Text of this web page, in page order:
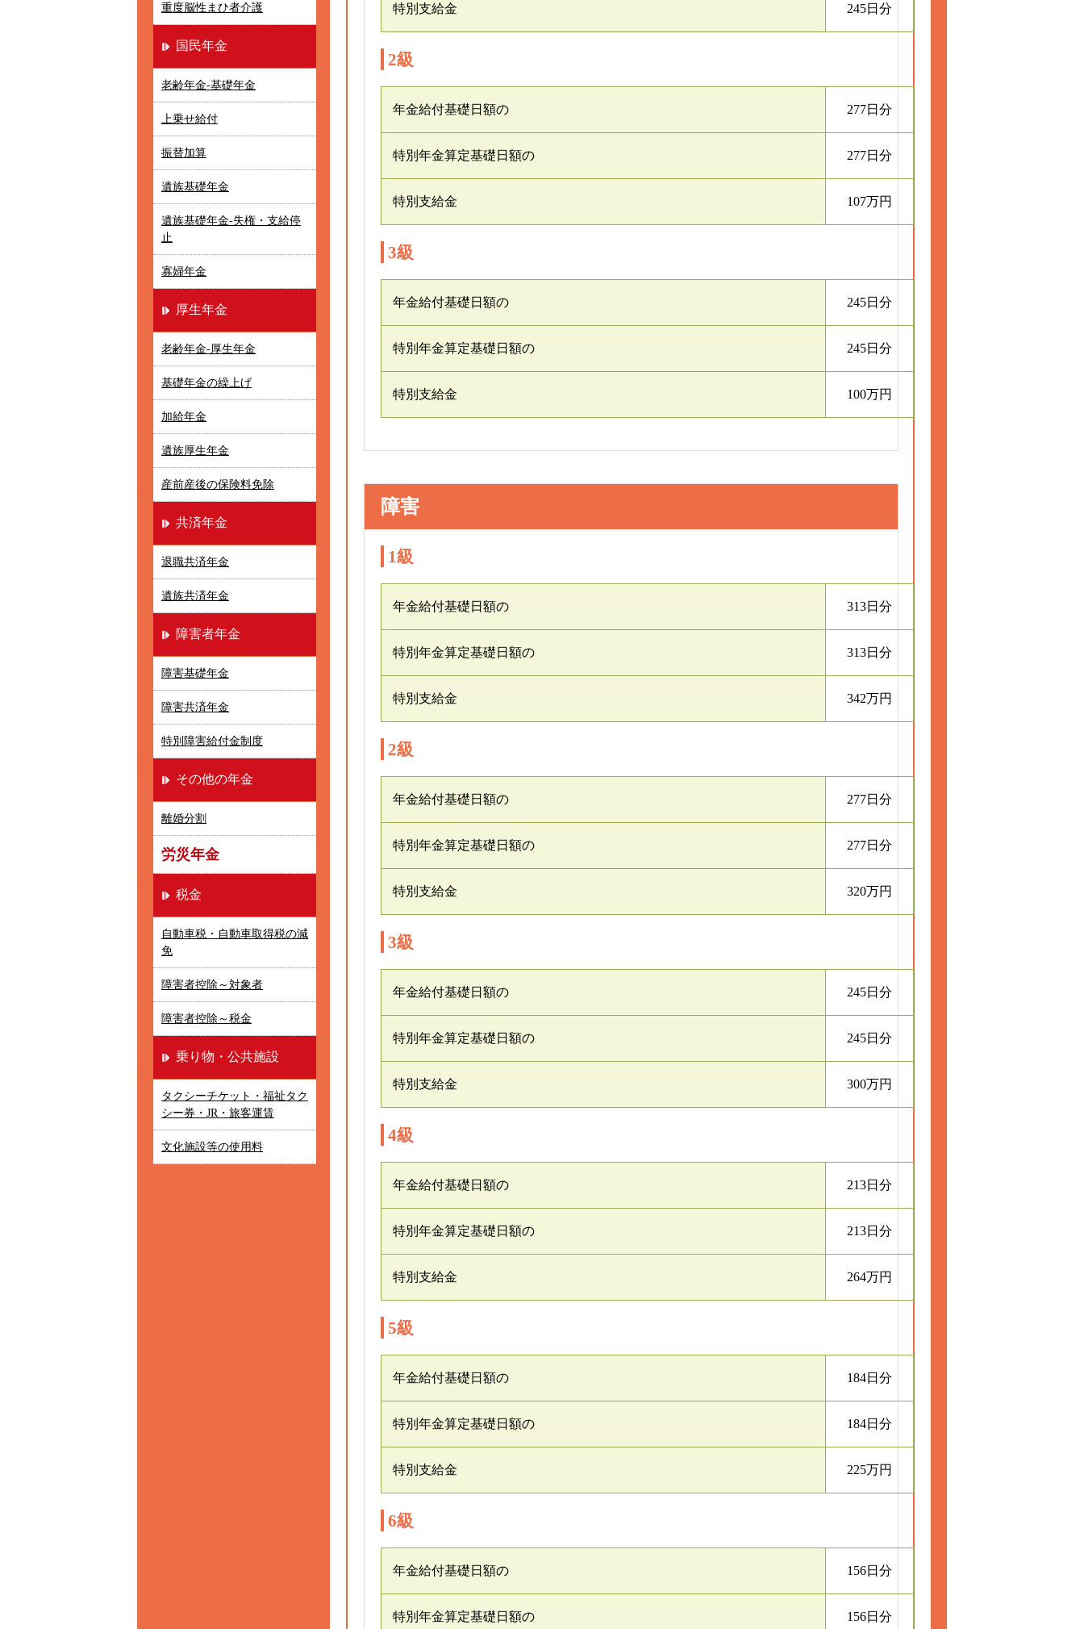
特別支給金 245日分
2級
年金給付基礎日額の 277日分
特別年金算定基礎日額の 277日分
特別支給金 107万円
3級
年金給付基礎日額の 245日分
特別年金算定基礎日額の 245日分
特別支給金 100万円
障害
1級
年金給付基礎日額の 313日分
特別年金算定基礎日額の 313日分
特別支給金 342万円
2級
年金給付基礎日額の 277日分
特別年金算定基礎日額の 277日分
特別支給金 320万円
3級
年金給付基礎日額の 245日分
特別年金算定基礎日額の 245日分
特別支給金 300万円
4級
年金給付基礎日額の 213日分
特別年金算定基礎日額の 213日分
特別支給金 264万円
5級
年金給付基礎日額の 184日分
特別年金算定基礎日額の 184日分
特別支給金 225万円
6級
年金給付基礎日額の 156日分
特別年金算定基礎日額の 156日分
重度脳性まひ者介護
国民年金
老齢年金-基礎年金
上乗せ給付
振替加算
遺族基礎年金
遺族基礎年金-失権・支給停
止
寡婦年金
厚生年金
老齢年金-厚生年金
基礎年金の繰上げ
加給年金
遺族厚生年金
産前産後の保険料免除
共済年金
退職共済年金
遺族共済年金
障害者年金
障害基礎年金
障害共済年金
特別障害給付金制度
その他の年金
離婚分割
労災年金
税金
自動車税・自動車取得税の減
免
障害者控除～対象者
障害者控除～税金
乗り物・公共施設
タクシーチケット・福祉タク
シー券・JR・旅客運賃
文化施設等の使用料